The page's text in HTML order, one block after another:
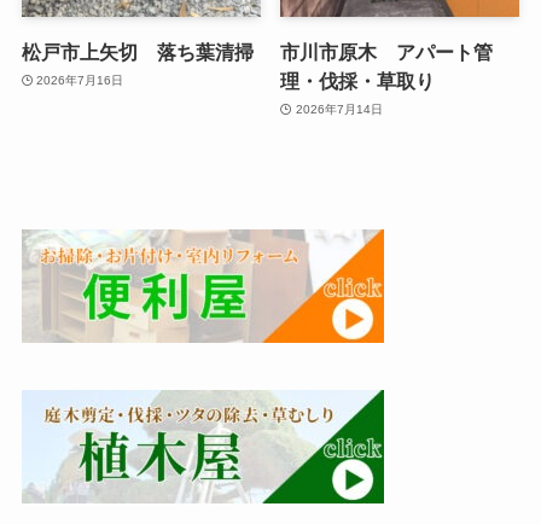
松戸市上矢切 落ち葉清掃
2026年7月16日
市川市原木 アパート管
理・伐採・草取り
2026年7月14日